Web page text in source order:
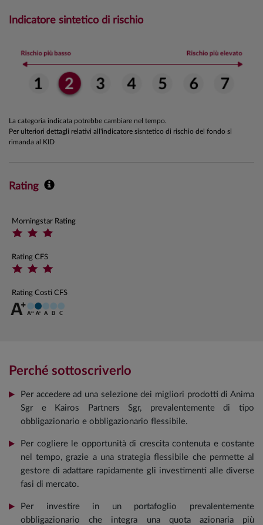
Indicatore sintetico di rischio
La categoria indicata potrebbe cambiare nel tempo.
Per ulteriori dettagli relativi all'indicatore sisntetico di rischio del fondo si
rimanda al KID
Rating
Morningstar Rating
Rating CFS
Rating Costi CFS
Perché sottoscriverlo
Per accedere ad una selezione dei migliori prodotti di Anima
Sgr e Kairos Partners Sgr, prevalentemente di tipo
obbligazionario e obbligazionario flessibile.
Per cogliere le opportunità di crescita contenuta e costante
nel tempo, grazie a una strategia flessibile che permette al
gestore di adattare rapidamente gli investimenti alle diverse
fasi di mercato.
Per investire in un portafoglio prevalentemente
obbligazionario che integra una quota azionaria più